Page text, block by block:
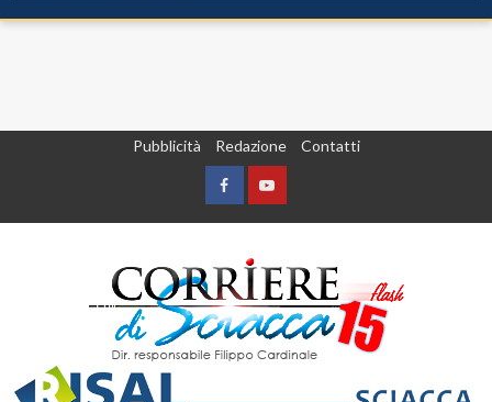
Pubblicità Redazione Contatti
FacebookYountube